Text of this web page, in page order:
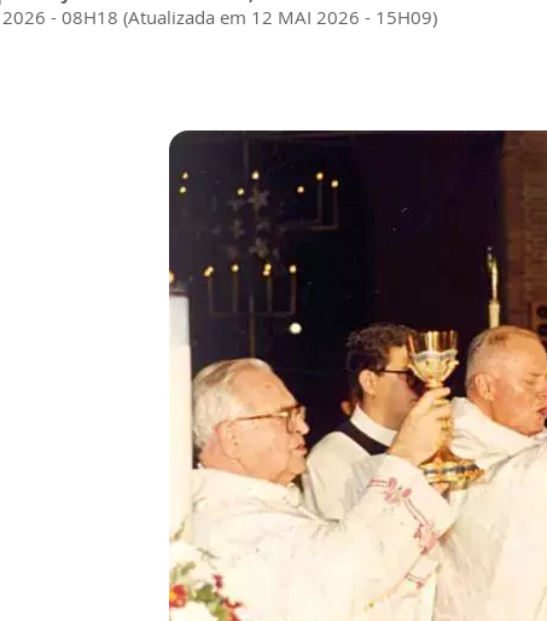
- 08H18 (Atualizada em 12 MAI 2026 - 15H09)